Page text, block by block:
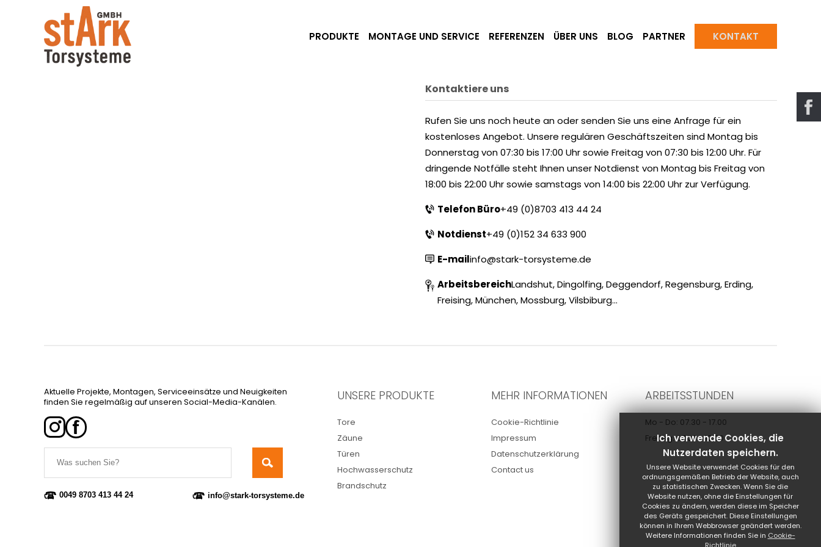
PRODUKTE MONTAGE UND SERVICE REFERENZEN ÜBER UNS BLOG PARTNER KONTAKT
Kontaktiere uns
Rufen Sie uns noch heute an oder senden Sie uns eine Anfrage für ein
kostenloses Angebot. Unsere regulären Geschäftszeiten sind Montag bis
Donnerstag von 07:30 bis 17:00 Uhr sowie Freitag von 07:30 bis 12:00 Uhr. Für
dringende Notfälle steht Ihnen unser Notdienst von Montag bis Freitag von
18:00 bis 22:00 Uhr sowie samstags von 14:00 bis 22:00 Uhr zur Verfügung.
Telefon Büro+49 (0)8703 413 44 24
Notdienst+49 (0)152 34 633 900
E-mailinfo@stark-torsysteme.de
ArbeitsbereichLandshut, Dingolfing, Deggendorf, Regensburg, Erding,
Freising, München, Mossburg, Vilsbiburg...
Aktuelle Projekte, Montagen, Serviceeinsätze und Neuigkeiten
finden Sie regelmäßig auf unseren Social-Media-Kanälen.
0049 8703 413 44 24 info@stark-torsysteme.de
UNSERE PRODUKTE
Tore
Zäune
Türen
Hochwasserschutz
Brandschutz
MEHR INFORMATIONEN
Cookie-Richtlinie
Impressum
Datenschutzerklärung
Contact us
ARBEITSSTUNDEN
Mo - Do: 07.30 - 17.00
Freitag: 07.30 - 12.00
Ich verwende Cookies, die
Nutzerdaten speichern.
Unsere Website verwendet Cookies für den
ordnungsgemäßen Betrieb der Website, auch
zu statistischen Zwecken. Wenn Sie die
Website nutzen, ohne die Einstellungen für
Cookies zu ändern, werden diese im Speicher
des Geräts gespeichert. Diese Einstellungen
können in Ihrem Webbrowser geändert werden.
Weitere Informationen finden Sie in Cookie-